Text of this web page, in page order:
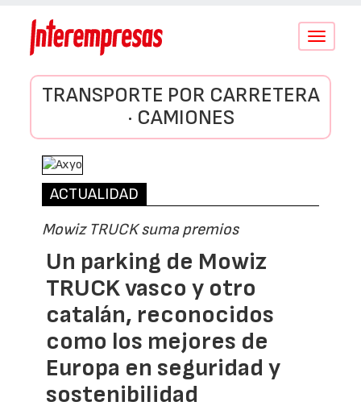
Conmutar
TRANSPORTE POR CARRETERA
· CAMIONES
ACTUALIDAD
Mowiz TRUCK suma premios
Un parking de Mowiz
TRUCK vasco y otro
catalán, reconocidos
como los mejores de
Europa en seguridad y
sostenibilidad